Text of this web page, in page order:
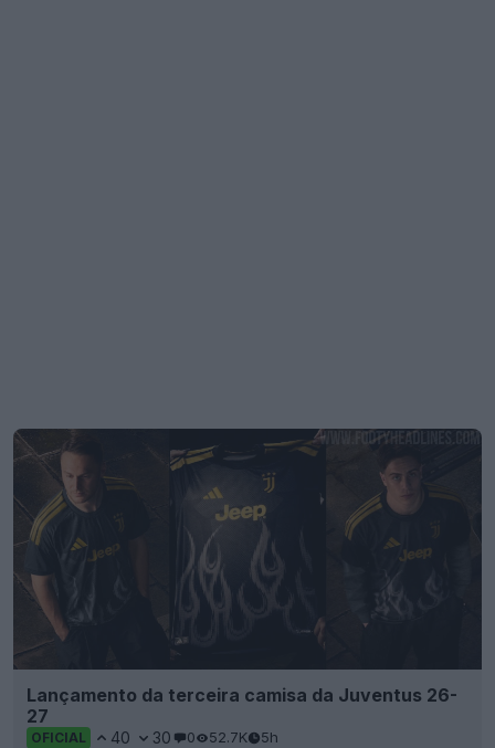
Lançamento da terceira camisa da Juventus 26-
27
OFICIAL 40 30 0 52.7K 5h